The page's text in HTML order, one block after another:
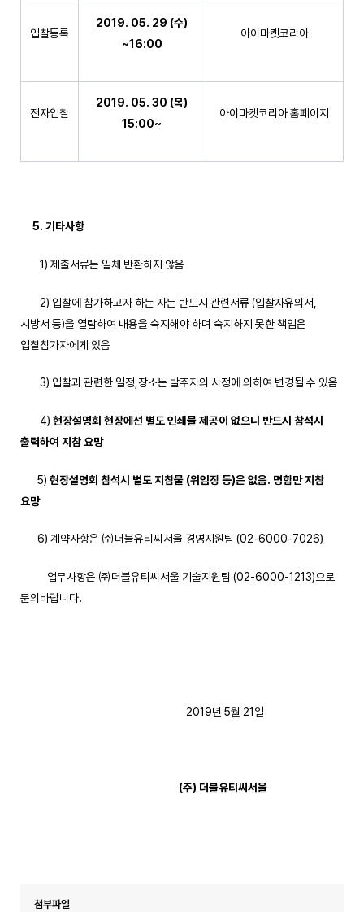
입찰등록
2019. 05. 29 (수)
~16:00
아이마켓코리아
전자입찰
2019. 05. 30 (목)
15:00~
아이마켓코리아 홈페이지
5. 기타사항
1) 제출서류는 일체 반환하지 않음
2) 입찰에 참가하고자 하는 자는 반드시 관련서류 (입찰자유의서,
시방서 등)을 열람하여 내용을 숙지해야 하며 숙지하지 못한 책임은
입찰참가자에게 있음
3) 입찰과 관련한 일정,장소는 발주자의 사정에 의하여 변경될 수 있음
4) 현장설명회 현장에선 별도 인쇄물 제공이 없으니 반드시 참석시
출력하여 지참 요망
5) 현장설명회 참석시 별도 지참물 (위임장 등)은 없음. 명함만 지참
요망
6) 계약사항은 ㈜더블유티씨서울 경영지원팀 (02-6000-7026)
업무사항은 ㈜더블유티씨서울 기술지원팀 (02-6000-1213)으로
문의바랍니다.
2019년 5월 21일
(주) 더블유티씨서울
첨부파일